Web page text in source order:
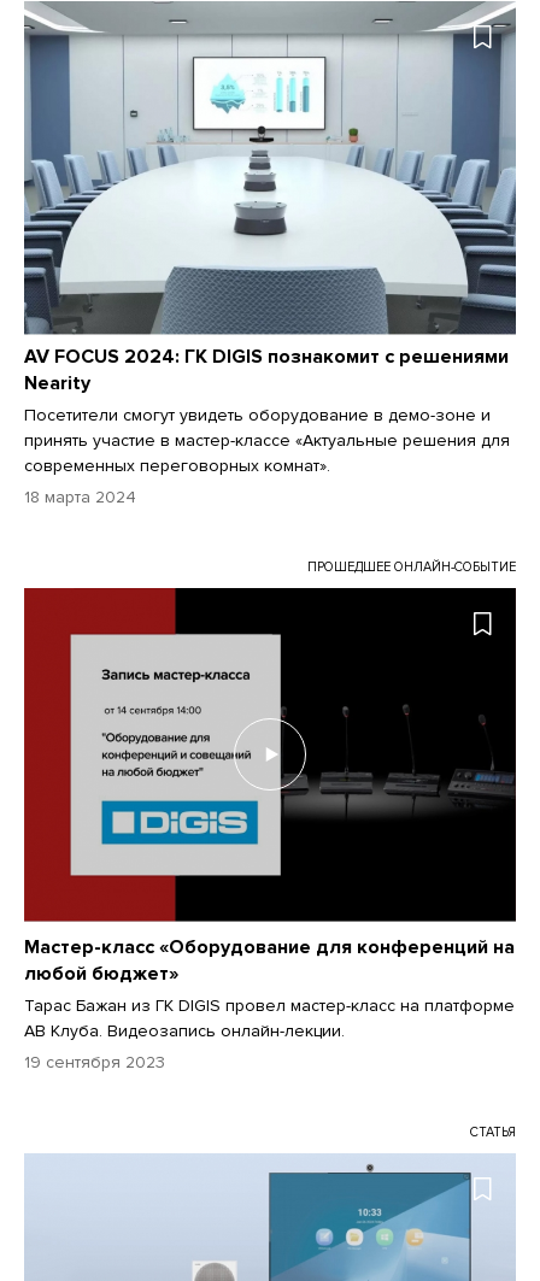
AV FOCUS 2024: ГК DIGIS познакомит с решениями
Nearity
Посетители смогут увидеть оборудование в демо-зоне и
принять участие в мастер-классе «Актуальные решения для
современных переговорных комнат».
18 марта 2024
ПРОШЕДШЕЕ ОНЛАЙН-СОБЫТИЕ
Мастер-класс «Оборудование для конференций на
любой бюджет»
Тарас Бажан из ГК DIGIS провел мастер-класс на платформе
АВ Клуба. Видеозапись онлайн-лекции.
19 сентября 2023
СТАТЬЯ